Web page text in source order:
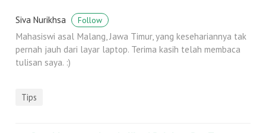
Siva Nurikhsa Follow
Mahasiswi asal Malang, Jawa Timur, yang kesehariannya tak
pernah jauh dari layar laptop. Terima kasih telah membaca
tulisan saya. :)
Tips